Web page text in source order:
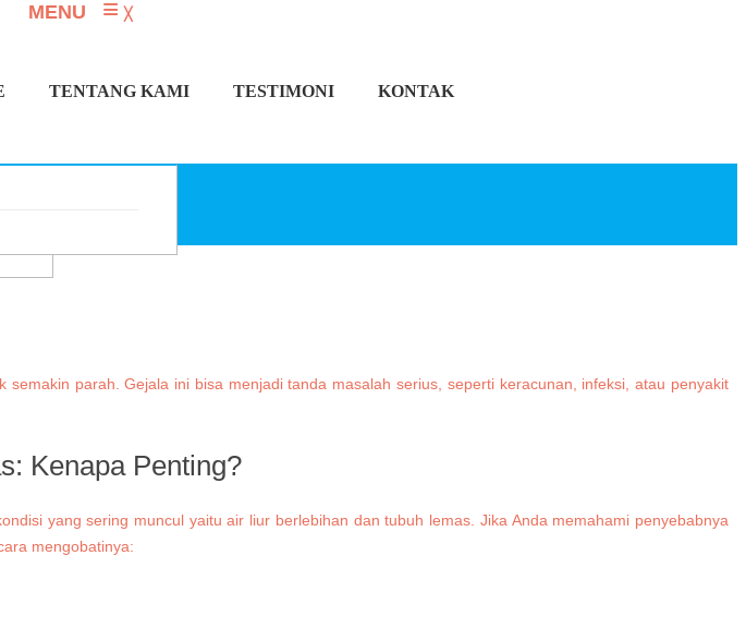
MENU ≡ ╳
TENTANG KAMI TESTIMONI KONTAK
parah. Gejala ini bisa menjadi tanda masalah serius, seperti keracunan, infeksi, atau penyakit
Kenapa Penting?
yang sering muncul yaitu air liur berlebihan dan tubuh lemas. Jika Anda memahami penyebabnya
mengobatinya: